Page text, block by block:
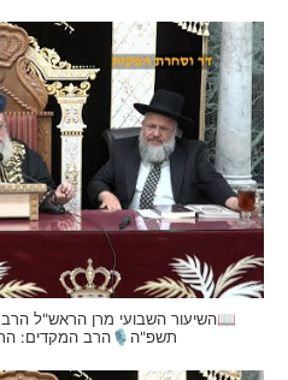
📖השיעור השבועי מרן הראש"ל
תשפ"ה🎙הרב המקדים: